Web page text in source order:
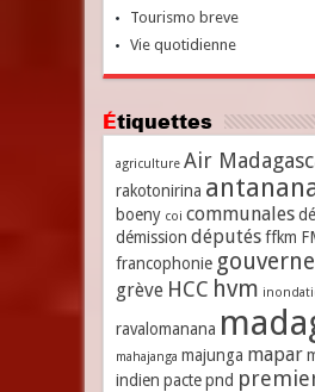
Tourismo breve
Vie quotidienne
Étiquettes
agriculture Air
rakotonirina
boeny coi communales
démission députés ffkm
francophonie
grève HCC hvm
ravalomanana
mahajanga majunga mapar
indien pacte pnd